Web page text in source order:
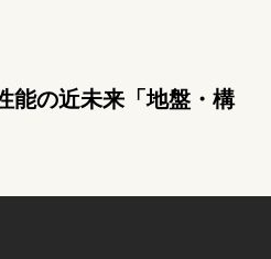
能の近未来「地盤・構